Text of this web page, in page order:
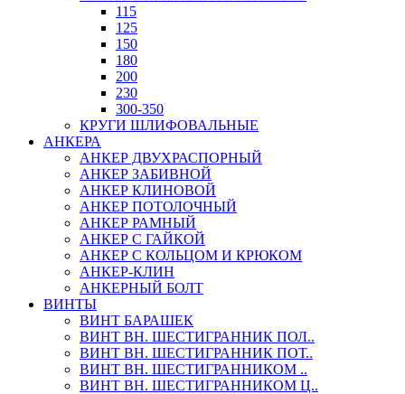
115
125
150
180
200
230
300-350
КРУГИ ШЛИФОВАЛЬНЫЕ
АНКЕРА
АНКЕР ДВУХРАСПОРНЫЙ
АНКЕР ЗАБИВНОЙ
АНКЕР КЛИНОВОЙ
АНКЕР ПОТОЛОЧНЫЙ
АНКЕР РАМНЫЙ
АНКЕР С ГАЙКОЙ
АНКЕР С КОЛЬЦОМ И КРЮКОМ
АНКЕР-КЛИН
АНКЕРНЫЙ БОЛТ
ВИНТЫ
ВИНТ БАРАШЕК
ВИНТ ВН. ШЕСТИГРАННИК ПОЛ..
ВИНТ ВН. ШЕСТИГРАННИК ПОТ..
ВИНТ ВН. ШЕСТИГРАННИКОМ ..
ВИНТ ВН. ШЕСТИГРАННИКОМ Ц..